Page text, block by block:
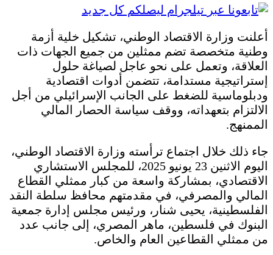
أعلنت وزارة الاقتصاد الوطني، تشكيل خلية أزمة
وطنية متخصصة تضم ممثلين من جميع الجهات ذات
العلاقة، وتعمل على نحو عاجل لصياغة حلول
إستراتيجية مستدامة، تتضمن أدوات اقتصادية
ودبلوماسية للضغط على الجانب الإسرائيلي من أجل
الالتزام بتعهداته، ووقف سياسة الحصار المالي
الممنهج.
جاء ذلك خلال اجتماع ترأسته وزارة الاقتصاد الوطني،
اليوم الاثنين 23 يونيو 2025، للمجلس الاستشاري
الاقتصادي، بمشاركة واسعة من كبار ممثلي القطاع
المالي والمصرفي، في مقدمتهم محافظ سلطة النقد
الفلسطينية، يحيى شنار، ورئيس مجلس إدارة جمعية
البنوك في فلسطين، ماهر المصري، إلى جانب عدد
من ممثلي القطاعين العام والخاص.